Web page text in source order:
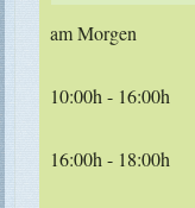
am Morgen
10:00h - 16:00h
16:00h - 18:00h